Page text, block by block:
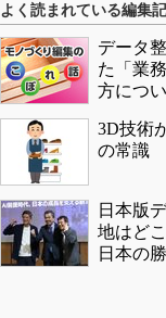
よく読まれている編集
データ
た「業
方につ
3D技術
の常識
日本版
地はど
日本の